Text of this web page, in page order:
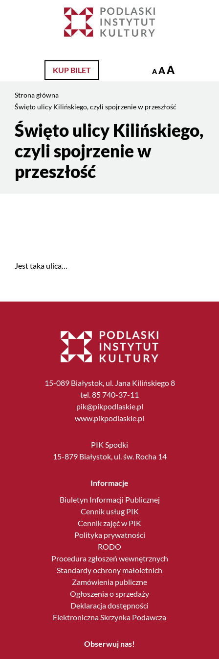
przeszłość
KUP BILET A AA
Strona główna
Święto ulicy Kilińskiego, czyli spojrzenie w przeszłość
Treść
stronyŚwięto ulicy Kilińskiego,
czyli spojrzenie w
przeszłość
Jest taka ulica…
15-089 Białystok, ul. Jana Kilińskiego 8
tel. 85 740-37-11
pik@pikpodlaskie.pl
www.pikpodlaskie.pl
PIK Spodki
15-879 Białystok, ul. św. Rocha 14
Informacje
Biuletyn Informacji Publicznej
Cennik usług PIK
Cennik zajęć w PIK
Polityka prywatności
RODO
Procedura zgłoszeń wewnętrznych
Standardy ochrony małoletnich
Zamówienia publiczne
Ogłoszenia o sprzedaży
Deklaracja dostępności
Elektroniczna Skrzynka Podawcza
Obserwuj nas!